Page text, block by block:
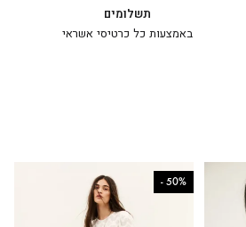
תשלומים
באמצעות כל כרטיסי אשראי
50%
-